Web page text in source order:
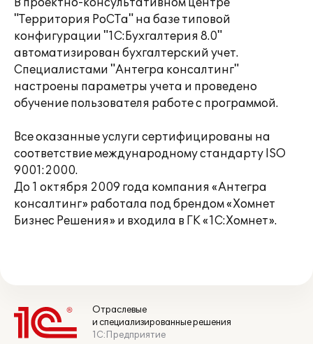
В проектно-консультативном центре
"Территория РоСТа" на базе типовой
конфигурации "1С:Бухгалтерия 8.0"
автоматизирован бухгалтерский учет.
Специалистами "Антегра консалтинг"
настроены параметры учета и проведено
обучение пользователя работе с программой.
Все оказанные услуги сертифицированы на
соответствие международному стандарту ISO
9001:2000.
До 1 октября 2009 года компания «Антегра
консалтинг» работала под брендом «Хомнет
Бизнес Решения» и входила в ГК «1С:Хомнет».
Отраслевые
и специализированные решения
1С:Предприятие